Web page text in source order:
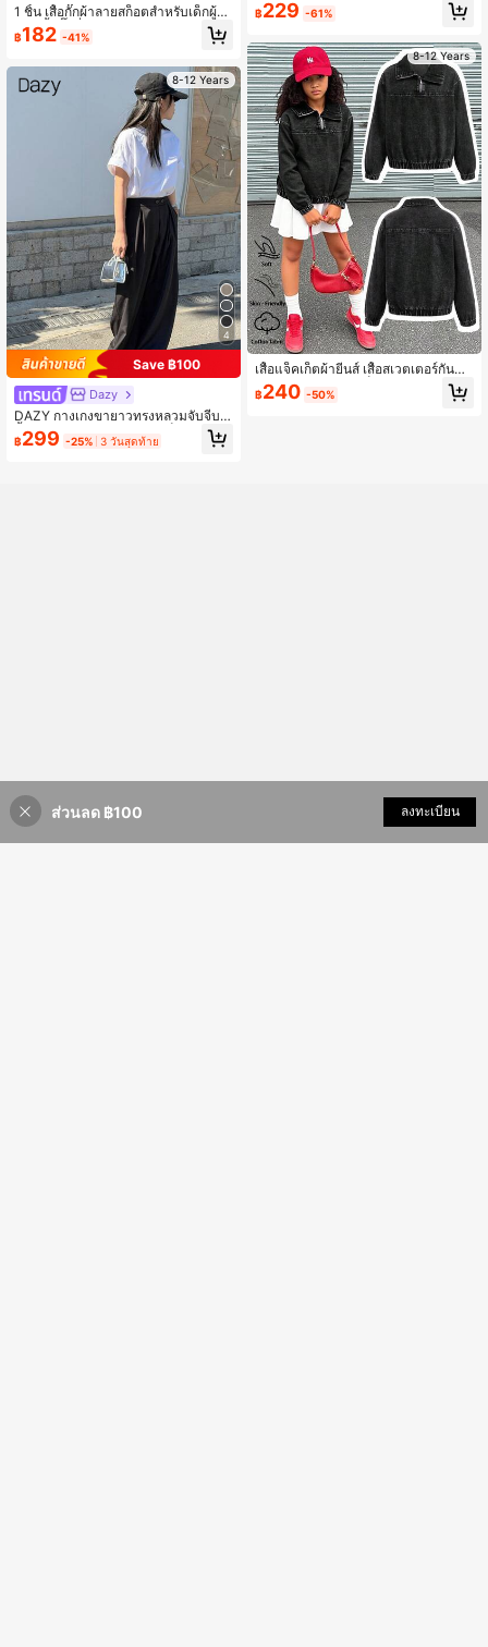
1 ชิ้น เสื้อกั๊กผ้าลายสก็อตสำหรับเด็กผู้ห
ญิง, เสื้อกั๊กที่มีความหลากหลายในสไตล์
Ins, ใส่ได้ทั้งฤดูใบไม้ร่วงและฤดูหนาว
฿182 -41%
8-12 Years
4
Save ฿100
Dazy
DAZY กางเกงขายาวทรงหลวมจับจีบสี
พื้นดีไซน์กระดุมเอวสำหรับเด็กผู้หญิง
฿299 -25% 3 วันสุดท้าย
ฤดูใบไม้ร่วง/ฤดูหนาว
฿229 -61%
8-12 Years
เสื้อแจ็คเก็ตผ้ายีนส์ เสื้อสเวตเตอร์กันหน
าวแบบบางสำหรับเด็กผู้หญิง Tween สี
ดำฟอก มีฮู้ด มีกระเป๋า ผูกเชือกที่ข้อมือ
฿240 -50%
ส่วนลด ฿100 ลงทะเบียน